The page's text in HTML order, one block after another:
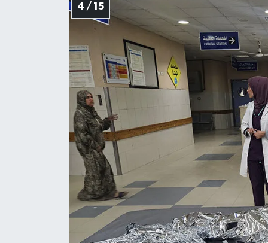
4 / 15
Niğde Müftülüğü
Osmaniye Müftülüğü
Rize Müftülüğü
Sakarya Müftülüğü
Samsun Müftülüğü
Siirt Müftülüğü
Sinop Müftülüğü